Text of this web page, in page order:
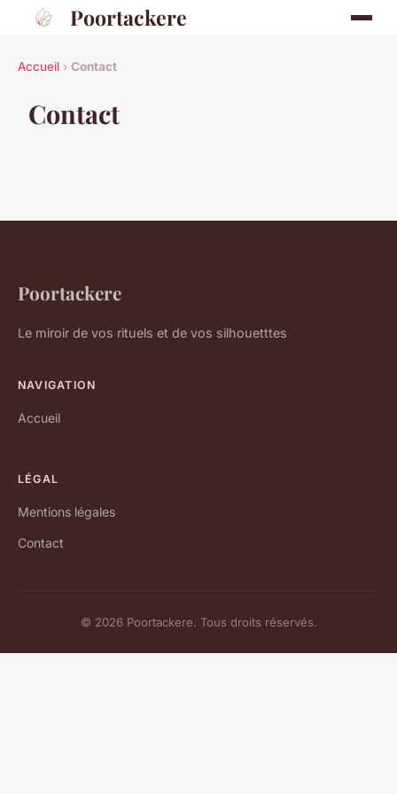
Poortackere
Accueil › Contact
Contact
Poortackere
Le miroir de vos rituels et de vos silhouetttes
NAVIGATION
Accueil
LÉGAL
Mentions légales
Contact
© 2026 Poortackere. Tous droits réservés.